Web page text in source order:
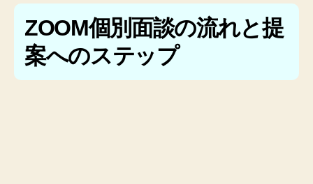
ZOOM個別面談の流れと提
案へのステップ